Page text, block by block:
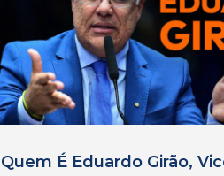
Quem É Eduardo Girão,